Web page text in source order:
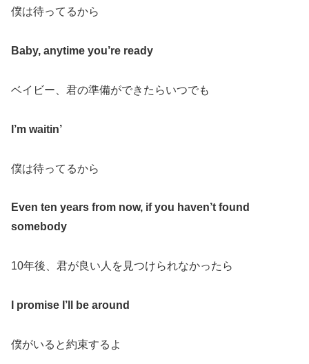
僕は待ってるから
Baby, anytime you’re ready
ベイビー、君の準備ができたらいつでも
I’m waitin’
僕は待ってるから
Even ten years from now, if you haven’t found
somebody
10年後、君が良い人を見つけられなかったら
I promise I’ll be around
僕がいると約束するよ